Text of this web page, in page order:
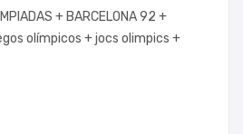
+ BARCELONA 92 +
olímpicos +jocs olimpics +